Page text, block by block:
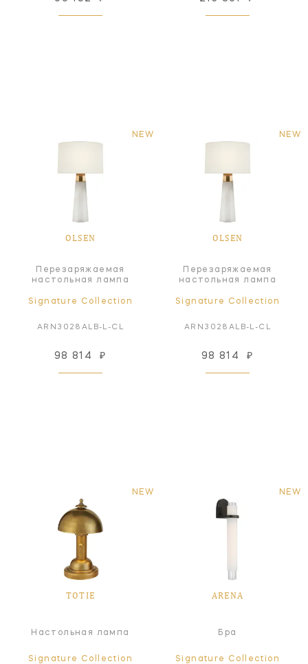
NEW
OLSEN
Перезаряжаемая
настольная лампа
Signature Collection
ARN3028ALB-L-CL
98 814 ₽
NEW
OLSEN
Перезаряжаемая
настольная лампа
Signature Collection
ARN3028ALB-L-CL
98 814 ₽
NEW
TOTIE
Настольная лампа
Signature Collection
NEW
ARENA
Бра
Signature Collection